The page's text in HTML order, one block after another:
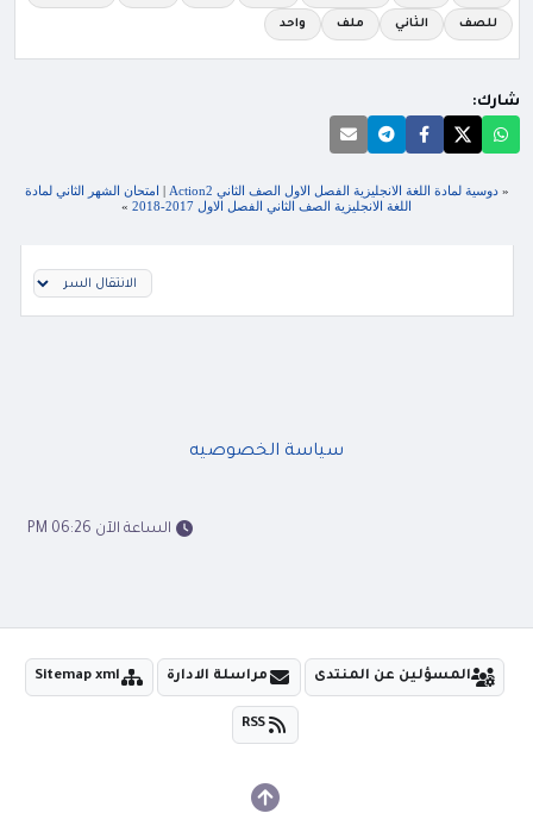
للصف الثاني ملف واحد
شارك:
«دوسية لمادة اللغة الانجليزية الفصل الاول الصف الثاني Action2 | امتحان الشهر الثاني لمادة
اللغة الانجليزية الصف الثاني الفصل الاول 2017-2018
»
سياسة الخصوصيه
الساعة الآن 06:26 PM
المسؤلين عن المنتدى مراسلة الادارة Sitemap xml
RSS